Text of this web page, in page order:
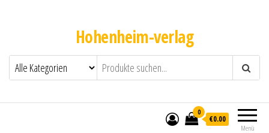
Hohenheim-verlag
Menü
0
€0.00